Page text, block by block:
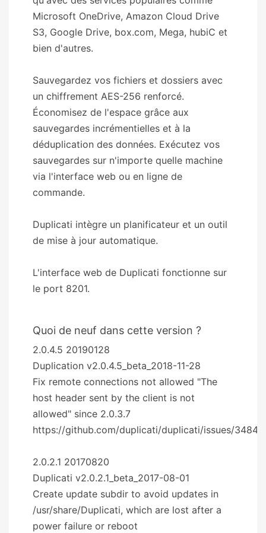
Microsoft OneDrive, Amazon Cloud Drive
S3, Google Drive, box.com, Mega, hubiC et
bien d'autres.
Sauvegardez vos fichiers et dossiers avec
un chiffrement AES-256 renforcé.
Économisez de l'espace grâce aux
sauvegardes incrémentielles et à la
déduplication des données. Exécutez vos
sauvegardes sur n'importe quelle machine
via l'interface web ou en ligne de
commande.
Duplicati intègre un planificateur et un outil
de mise à jour automatique.
L'interface web de Duplicati fonctionne sur
le port 8201.
Quoi de neuf dans cette version ?
2.0.4.5 20190128
Duplication v2.0.4.5_beta_2018-11-28
Fix remote connections not allowed "The
host header sent by the client is not
allowed" since 2.0.3.7
https://github.com/duplicati/duplicati/issues/3484
2.0.2.1 20170820
Duplicati v2.0.2.1_beta_2017-08-01
Create update subdir to avoid updates in
/usr/share/Duplicati, which are lost after a
power failure or reboot